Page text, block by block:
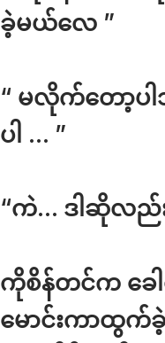
ခဲ့မယ်လေ ”
“ မလိုက်တော့ပါ
ပါ … ”
“ကဲ… ဒါဆိုလည်
ကိုစိန်တင်က ခေါ
မောင်းကာထွ